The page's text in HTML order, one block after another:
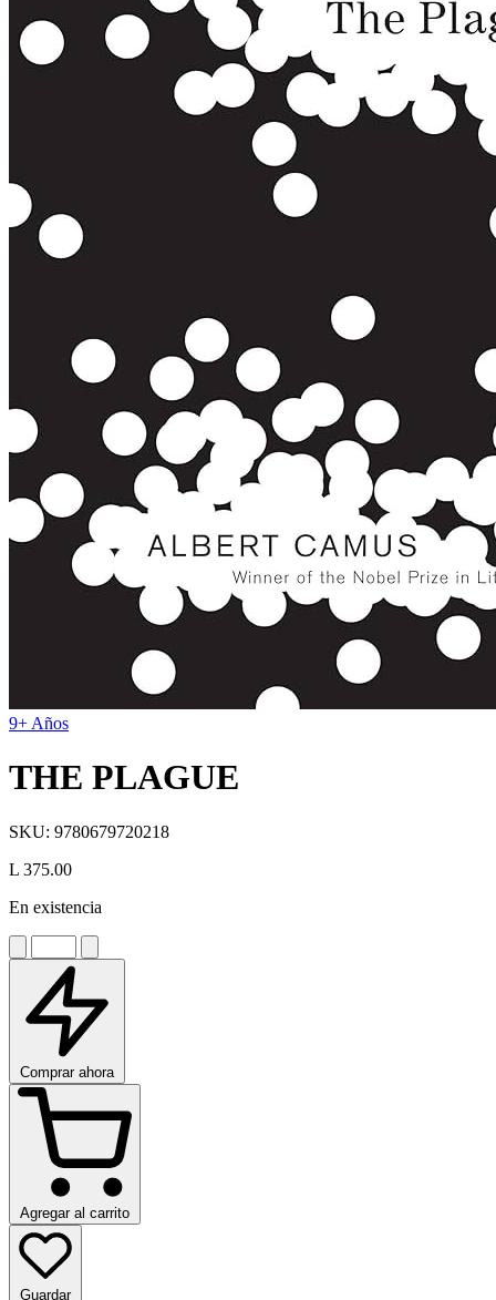
9+ Años
THE PLAGUE
SKU: 9780679720218
L 375.00
En existencia
Comprar ahora
Agregar al carrito
Guardar